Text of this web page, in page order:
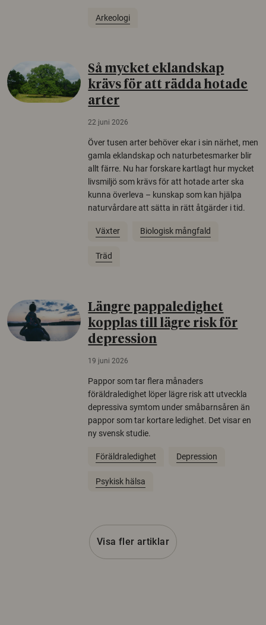
Arkeologi
Så mycket eklandskap
krävs för att rädda hotade
arter
22 juni 2026
Över tusen arter behöver ekar i sin närhet, men
gamla eklandskap och naturbetesmarker blir
allt färre. Nu har forskare kartlagt hur mycket
livsmiljö som krävs för att hotade arter ska
kunna överleva – kunskap som kan hjälpa
naturvårdare att sätta in rätt åtgärder i tid.
Växter Biologisk mångfald
Träd
Längre pappaledighet
kopplas till lägre risk för
depression
19 juni 2026
Pappor som tar flera månaders
föräldraledighet löper lägre risk att utveckla
depressiva symtom under småbarnsåren än
pappor som tar kortare ledighet. Det visar en
ny svensk studie.
Föräldraledighet Depression
Psykisk hälsa
Visa fler artiklar